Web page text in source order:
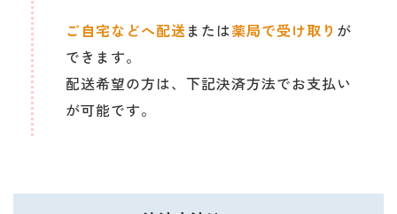
ご自宅などへ配送または薬局で受け取り が
できます。
配送希望の方は、下記決済方法でお支払い
が可能です。